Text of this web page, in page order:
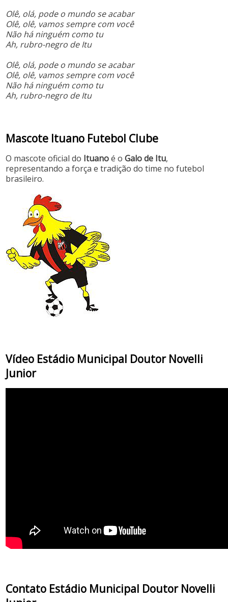
Olê, olá, pode o mundo se acabar
Olê, olê, vamos sempre com você
Não há ninguém como tu
Ah, rubro-negro de Itu
Olê, olá, pode o mundo se acabar
Olê, olê, vamos sempre com você
Não há ninguém como tu
Ah, rubro-negro de Itu
Mascote Ituano Futebol Clube
O mascote oficial do Ituanoé oGalo de Itu,
representando a força e tradição do time no futebol
brasileiro.
Vídeo Estádio Municipal Doutor Novelli
Junior
Contato Estádio Municipal Doutor Novelli